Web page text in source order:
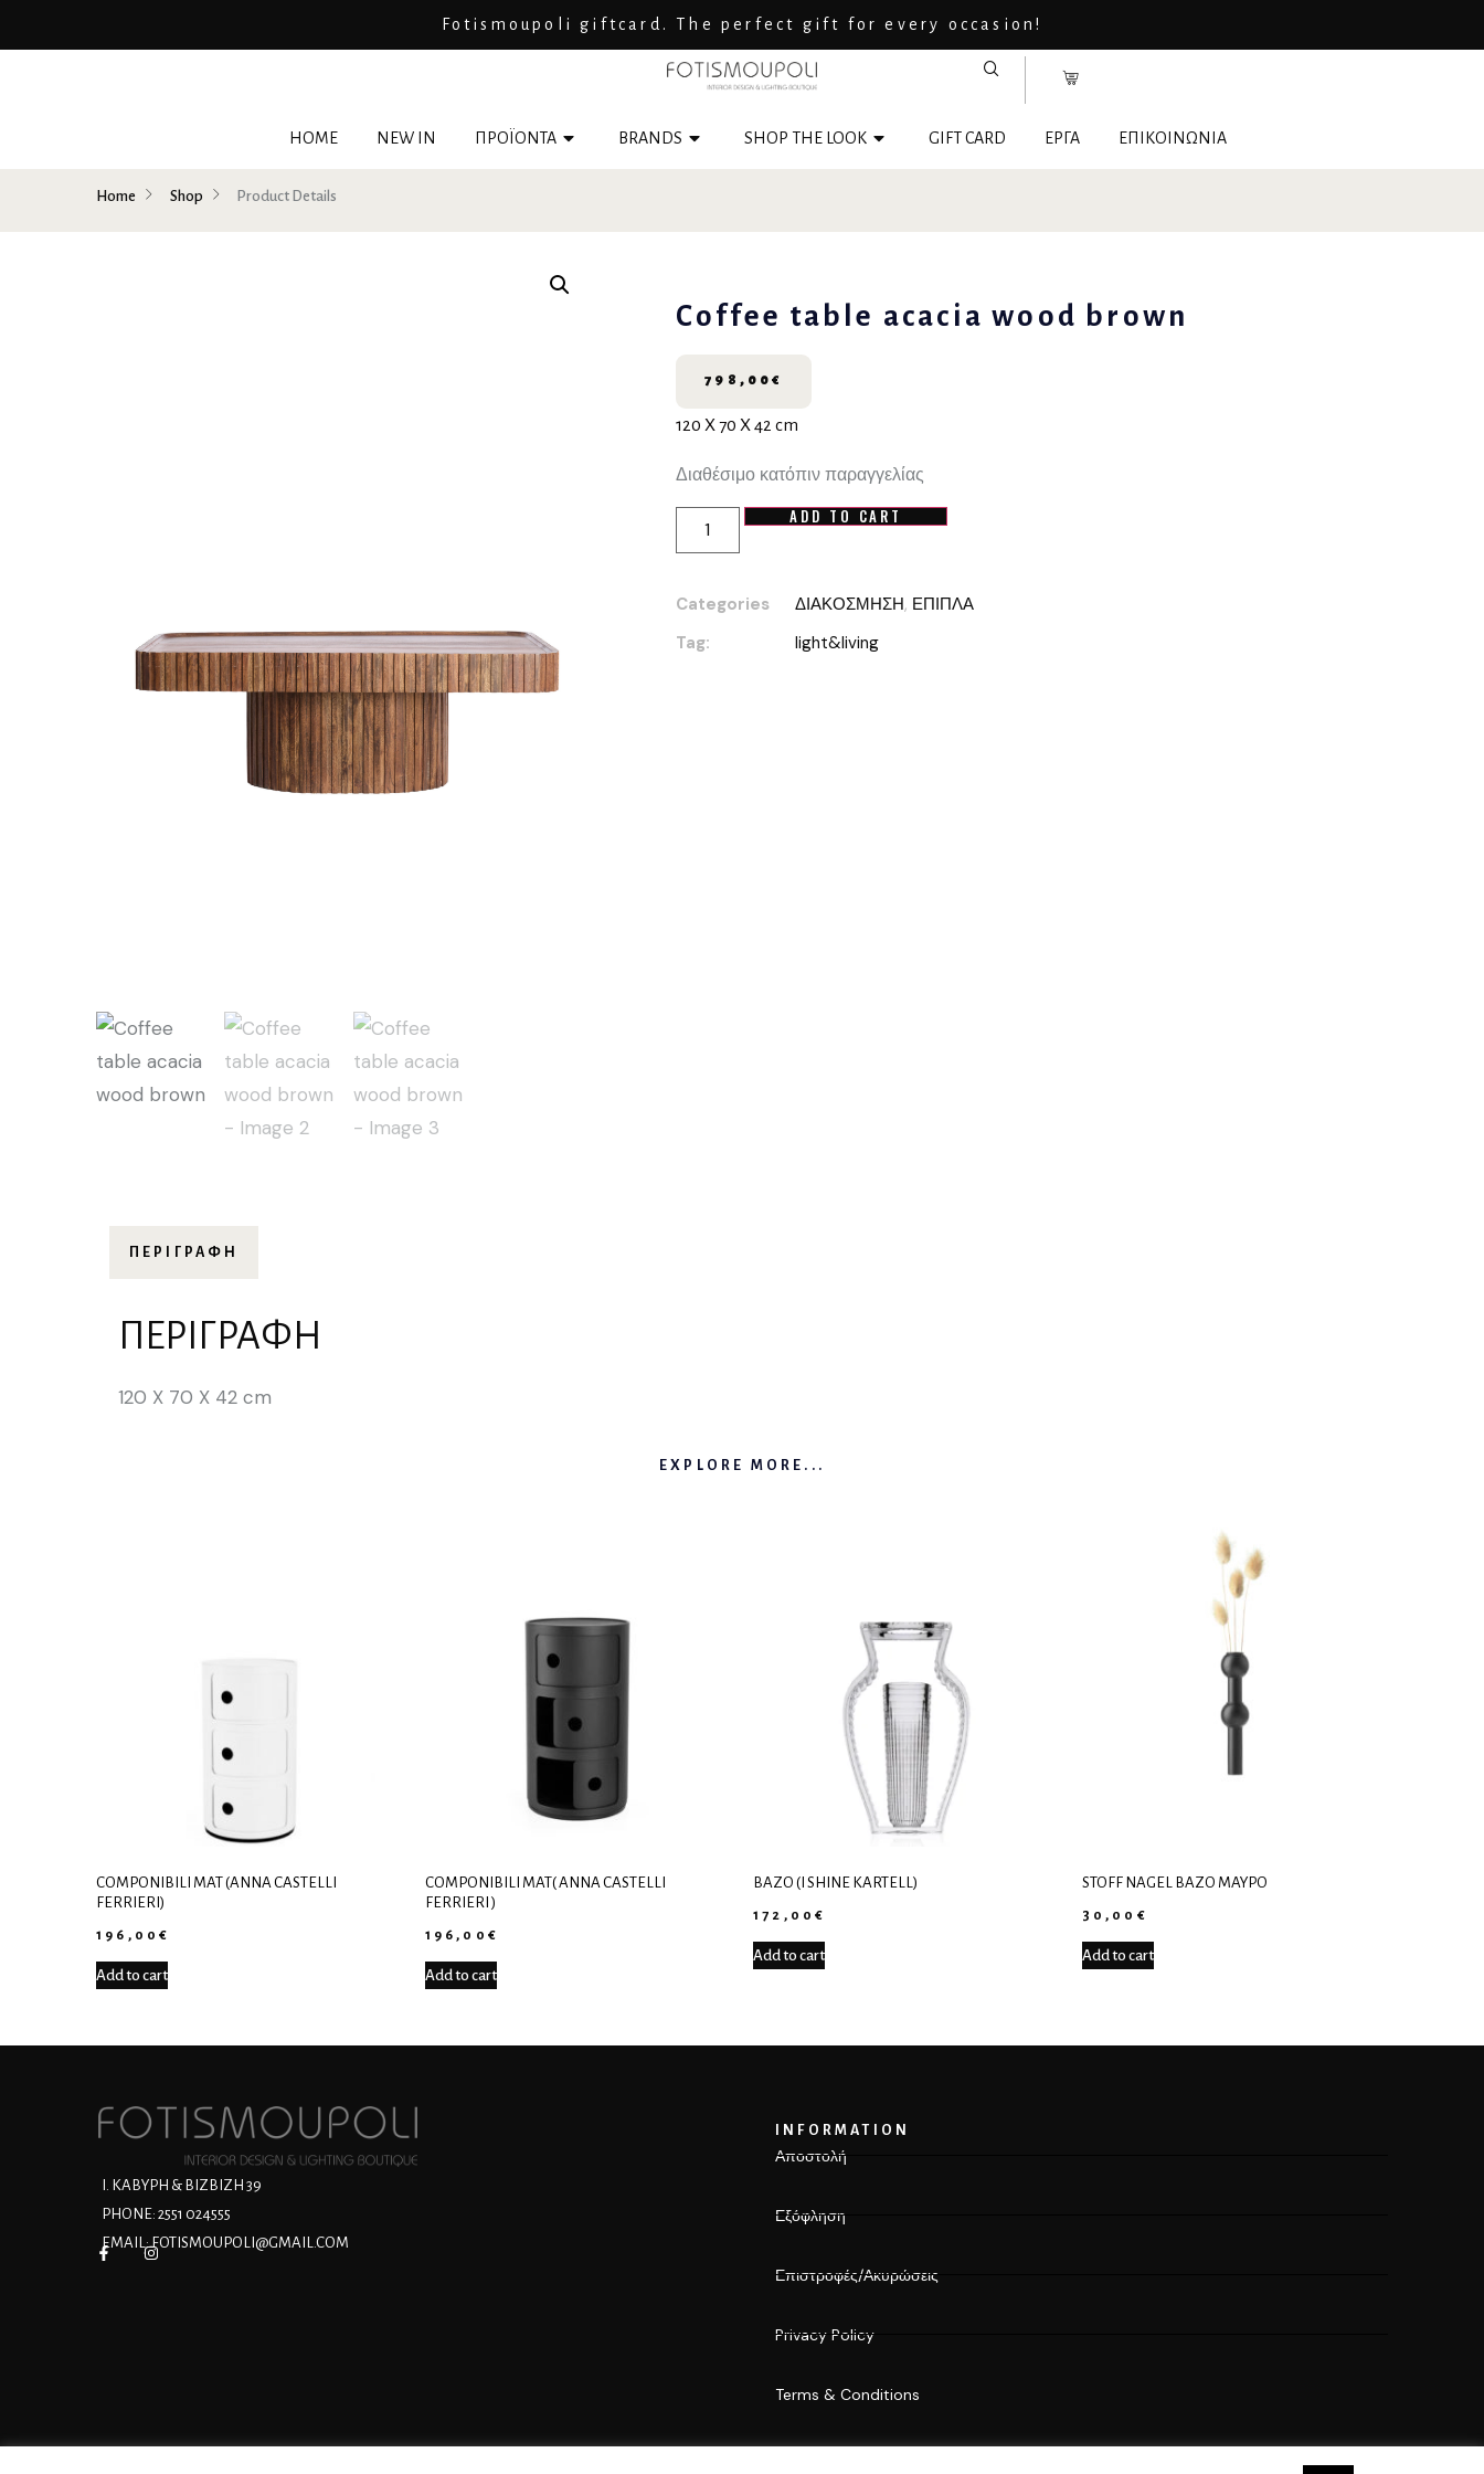
Fotismoupoli giftcard. The perfect gift for every occasion!
HOME NEW IN ΠΡΟΪΟΝΤΑ BRANDS SHOP THE LOOK GIFT CARD ΕΡΓΑ ΕΠΙΚΟΙΝΩΝΙΑ
Home Shop Product Details
Coffee table acacia wood brown
798,00€
120 X 70 X 42 cm
Διαθέσιμο κατόπιν παραγγελίας
ADD TO CART
Categories ΔΙΑΚΟΣΜΗΣΗ, ΕΠΙΠΛΑ
Tag:
light&living
ΠΕΡΙΓΡΑΦΉ
ΠΕΡΙΓΡΑΦΉ
120 X 70 X 42 cm
EXPLORE MORE...
COMPONIBILI MAT (ANNA CASTELLI
FERRIERI)
196,00€
Add to cart
COMPONIBILI MAT( ANNA CASTELLI
FERRIERI )
196,00 €
Add to cart
ΒΆΖΟ (I SHINE KARTELL)
172,00€
Add to cart
STOFF NAGEL ΒΆΖΟ ΜΑΎΡΟ
30,00 €
Add to cart
Ι. ΚΑΒΥΡΗ & ΒΙΖΒΙΖΗ 39
PHONE: 2551 024555
EMAIL:FOTISMOUPOLI@GMAIL.COM
INFORMATION
Αποστολή
Εξόφληση
Επιστροφές/Ακυρώσεις
Privacy Policy
Terms & Conditions